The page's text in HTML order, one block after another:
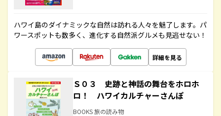
ハワイ島のダイナミックな自然は訪れる人々を魅了します。パ
ワースポットも数多く、進化する自然派グルメも見逃せない！
詳細を見る
Ｓ０３ 史跡と神話の舞台をホロホ
ロ！ ハワイカルチャーさんぽ
BOOKS 旅の読み物